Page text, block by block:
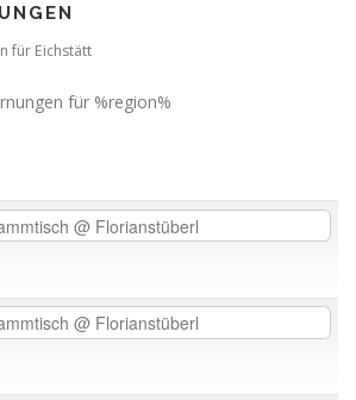
für Eichstätt
@ Florianstüberl
@ Florianstüberl